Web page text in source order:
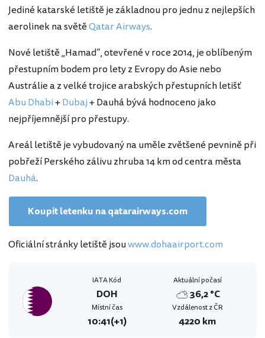
Jediné katarské letiště je základnou pro jednu z nejlepších
aerolinek na světěQatar Airways.
Nové letiště „Hamad“, otevřené v roce 2014, je oblíbeným
přestupním bodem pro lety z Evropy do Asie nebo
Austrálie a z velké trojice arabských přestupních letišť
Abu Dhabi+Dubaj+ Dauhá bývá hodnoceno jako
nejpříjemnější pro přestupy.
Areál letiště je vybudovaný na uměle zvětšené pevnině při
pobřeží Perského zálivu zhruba 14 km od centra města
Dauhá.
Koupit letenku na qatarairways.com
Oficiální stránky letiště jsouwww.dohaairport.com
IATA Kód
DOH
Aktuální počasí
36,2 °C
Místní čas
10:41(+1)
Vzdálenost z ČR
4220 km